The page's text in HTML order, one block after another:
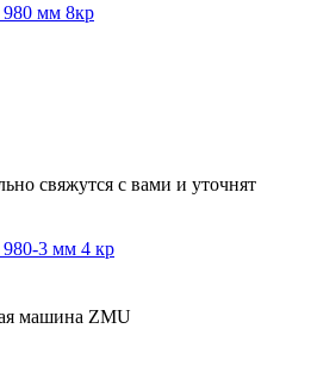
мм 8кр
свяжутся с вами и уточнят
3 мм 4 кр
машина ZMU